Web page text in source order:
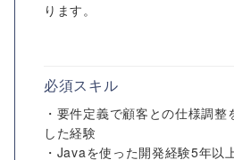
ります。
必須スキル
・要件定義で顧客との仕様調
した経験
・Javaを使った開発経験5年以